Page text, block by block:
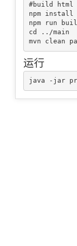
#build html
npm install
npm run
cd ../main
运行